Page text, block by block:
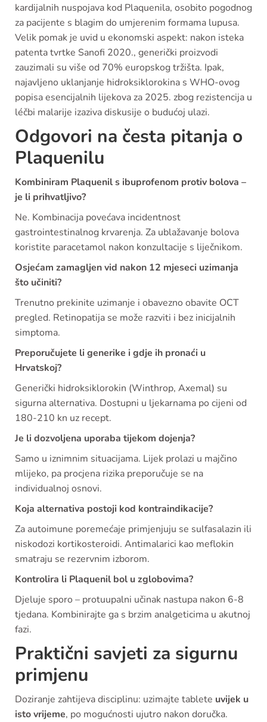
kardijalnih nuspojava kod Plaquenila, osobito pogodnog
za pacijente s blagim do umjerenim formama lupusa.
Velik pomak je uvid u ekonomski aspekt: nakon isteka
patenta tvrtke Sanofi 2020., generički proizvodi
zauzimali su više od 70% europskog tržišta. Ipak,
najavljeno uklanjanje hidroksiklorokina s WHO-ovog
popisa esencijalnih lijekova za 2025. zbog rezistencija u
léčbi malarije izaziva diskusije o budućoj ulazi.
Odgovori na česta pitanja o
Plaquenilu
Kombiniram Plaquenil s ibuprofenom protiv bolova –
je li prihvatljivo?
Ne. Kombinacija povećava incidentnost
gastrointestinalnog krvarenja. Za ublažavanje bolova
koristite paracetamol nakon konzultacije s liječnikom.
Osjećam zamagljen vid nakon 12 mjeseci uzimanja
što učiniti?
Trenutno prekinite uzimanje i obavezno obavite OCT
pregled. Retinopatija se može razviti i bez inicijalnih
simptoma.
Preporučujete li generike i gdje ih pronaći u
Hrvatskoj?
Generički hidroksiklorokin (Winthrop, Axemal) su
sigurna alternativa. Dostupni u ljekarnama po cijeni od
180-210 kn uz recept.
Je li dozvoljena uporaba tijekom dojenja?
Samo u iznimnim situacijama. Lijek prolazi u majčino
mlijeko, pa procjena rizika preporučuje se na
individualnoj osnovi.
Koja alternativa postoji kod kontraindikacije?
Za autoimune poremećaje primjenjuju se sulfasalazin ili
niskodozi kortikosteroidi. Antimalarici kao meflokin
smatraju se rezervnim izborom.
Kontrolira li Plaquenil bol u zglobovima?
Djeluje sporo – protuupalni učinak nastupa nakon 6-8
tjedana. Kombinirajte ga s brzim analgeticima u akutnoj
fazi.
Praktični savjeti za sigurnu
primjenu
Doziranje zahtijeva disciplinu: uzimajte tablete uvijek u
isto vrijeme, po mogućnosti ujutro nakon doručka.